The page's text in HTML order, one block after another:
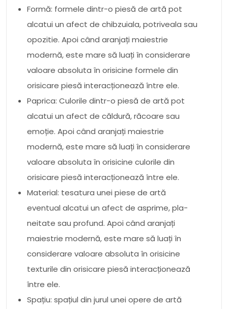
Formă: formele dintr-o piesă de artă pot
alcatui un afect de chibzuiala, potriveala sau
opozitie. Apoi când aranjați maiestrie
modernă, este mare să luați în considerare
valoare absoluta în orisicine formele din
orisicare piesă interacționează între ele.
Paprica: Culorile dintr-o piesă de artă pot
alcatui un afect de căldură, răcoare sau
emoție. Apoi când aranjați maiestrie
modernă, este mare să luați în considerare
valoare absoluta în orisicine culorile din
orisicare piesă interacționează între ele.
Material: tesatura unei piese de artă
eventual alcatui un afect de asprime, pla-
neitate sau profund. Apoi când aranjați
maiestrie modernă, este mare să luați în
considerare valoare absoluta în orisicine
texturile din orisicare piesă interacționează
între ele.
Spațiu: spațiul din jurul unei opere de artă